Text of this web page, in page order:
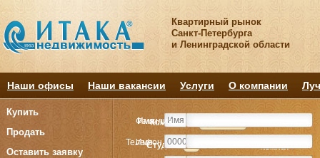
Квартирный рынок
Санкт-Петербурга
и Ленинградской области
Наши офисы Наши вакансии Услуги О компании
Купить
Продать
Оставить заявку
Комнату
Студия Комнат
Комнату
Студия Комнат
Имя
Телефон
Фамилия
Имя